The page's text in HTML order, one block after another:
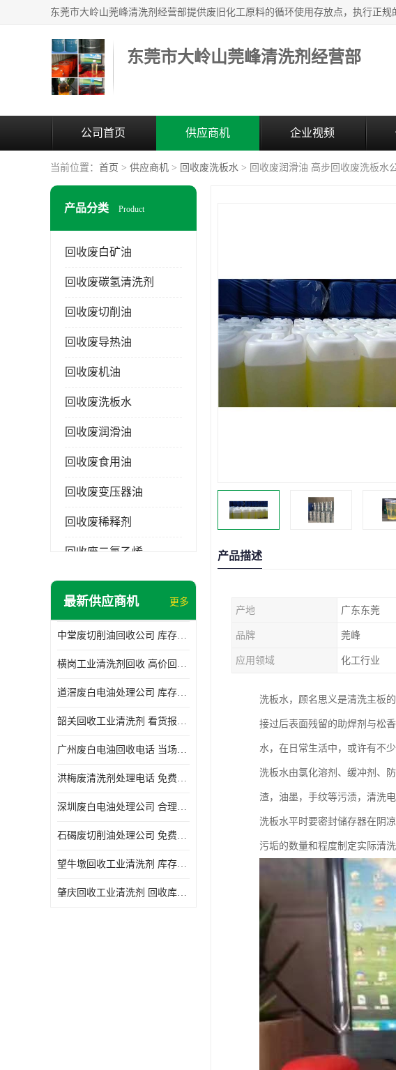
东莞市大岭山莞峰清洗剂经营部
公司首页 供应商机 企业视频
当前位置： 首页 > 供应商机 > 回收废洗板水 > 回收废润滑油 高步回收废洗板水
产品分类 Product
回收废白矿油
回收废碳氢清洗剂
回收废切削油
回收废导热油
回收废机油
回收废洗板水
回收废润滑油
回收废食用油
回收废变压器油
回收废稀释剂
回收废二氯乙烯
回收废清洗剂
回收废三氯乙烯
回收废清洗液
最新供应商机 更多
中堂废切削油回收公司 库存积压回收 义乌市永峰贸易商行
横岗工业清洗剂回收 高价回收 量大量小均可
道滘废白电油处理公司 库存积压回收 量大量小均可
韶关回收工业清洗剂 看货报价 欢迎电话咨询
广州废白电油回收电话 当场结算 现款结算
洪梅废清洗剂处理电话 免费估价 大量尾货回收
深圳废白电油处理公司 合理估价 上门评估报价
石碣废切削油处理公司 免费估价 量大量小均可
望牛墩回收工业清洗剂 库存积压回收 大量尾货回收
肇庆回收工业清洗剂 回收库存 量大量小均可
产品描述
产地 广东东莞
品牌 莞峰
应用领域 化工行业
洗板水，顾名思义是清洗主板
接过后表面残留的助焊剂与松
水，在日常生活中，或许有不
洗板水由氯化溶剂、缓冲剂、
渣，油墨，手纹等污渍，清洗
洗板水平时要密封储存器在阴
污垢的数量和程度制定实际清